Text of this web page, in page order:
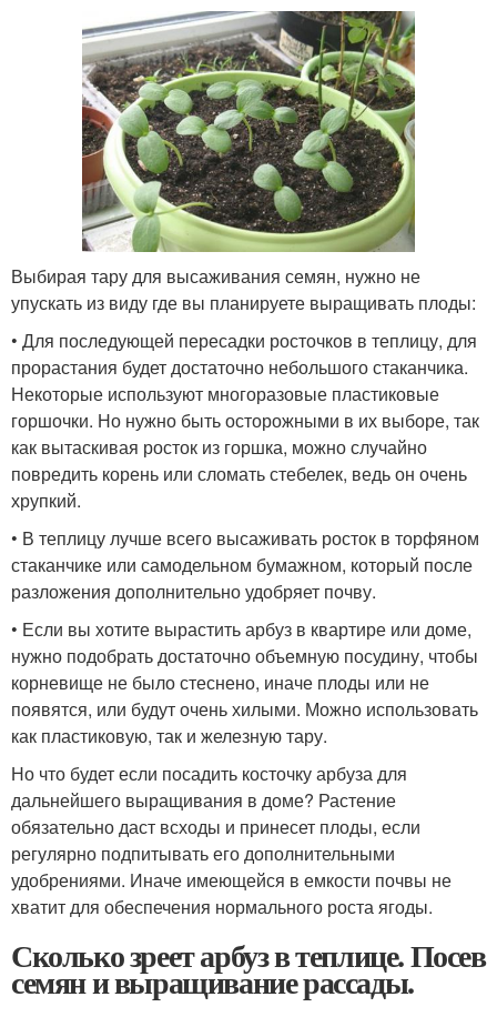
Выбирая тару для высаживания семян, нужно не
упускать из виду где вы планируете выращивать плоды:
• Для последующей пересадки росточков в теплицу, для
прорастания будет достаточно небольшого стаканчика.
Некоторые используют многоразовые пластиковые
горшочки. Но нужно быть осторожными в их выборе, так
как вытаскивая росток из горшка, можно случайно
повредить корень или сломать стебелек, ведь он очень
хрупкий.
• В теплицу лучше всего высаживать росток в торфяном
стаканчике или самодельном бумажном, который после
разложения дополнительно удобряет почву.
• Если вы хотите вырастить арбуз в квартире или доме,
нужно подобрать достаточно объемную посудину, чтобы
корневище не было стеснено, иначе плоды или не
появятся, или будут очень хилыми. Можно использовать
как пластиковую, так и железную тару.
Но что будет если посадить косточку арбуза для
дальнейшего выращивания в доме? Растение
обязательно даст всходы и принесет плоды, если
регулярно подпитывать его дополнительными
удобрениями. Иначе имеющейся в емкости почвы не
хватит для обеспечения нормального роста ягоды.
Сколько зреет арбуз в теплице. Посев
семян и выращивание рассады.